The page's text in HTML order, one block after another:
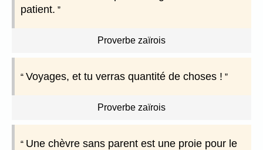
patient.
Proverbe zaïrois
Voyages, et tu verras quantité de choses !
Proverbe zaïrois
Une chèvre sans parent est une proie pour le